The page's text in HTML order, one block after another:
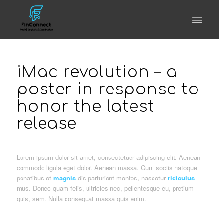
iMac revolution – a
poster in response to
honor the latest
release
Lorem ipsum dolor sit amet, consectetuer adipiscing elit. Aenean
commodo ligula eget dolor. Aenean massa. Cum sociis natoque
penatibus et magnisdis parturient montes, nascetur ridiculus
mus. Donec quam felis, ultricies nec, pellentesque eu, pretium
quis, sem. Nulla consequat massa quis enim.